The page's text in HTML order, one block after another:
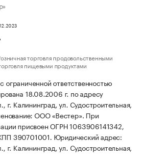
торговля продовольственными
пищевыми продуктами
ответственностью
18.08.2006 г. по адресу
г. Калининград, ул. Судостроительная,
ООО «Вестер». При
присвоен ОГРН 1063906141342,
390701001. Юридический адрес:
г. Калининград, ул. Судостроительная,